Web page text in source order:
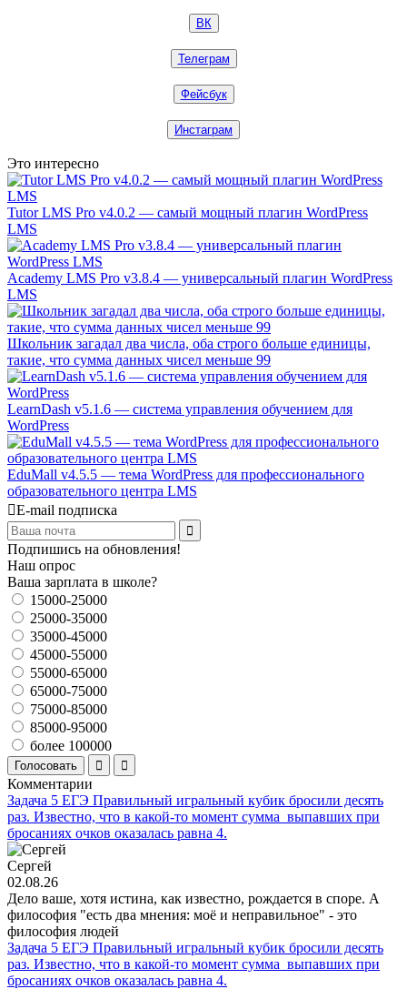
ВК
Телеграм
Фейсбук
Инстаграм
Это интересно
Tutor LMS Pro v4.0.2 — самый мощный плагин WordPress
LMS
Academy LMS Pro v3.8.4 — универсальный плагин WordPress
LMS
Школьник загадал два числа, оба строго больше единицы,
такие, что сумма данных чисел меньше 99
LearnDash v5.1.6 — система управления обучением для
WordPress
EduMall v4.5.5 — тема WordPress для профессионального
образовательного центра LMS
E-mail подписка
Подпишись на обновления!
Наш опрос
Ваша зарплата в школе?
15000-25000
25000-35000
35000-45000
45000-55000
55000-65000
65000-75000
75000-85000
85000-95000
более 100000
Голосовать
Комментарии
Задача 5 ЕГЭ Правильный игральный кубик бросили десять
раз. Известно, что в какой-то момент сумма выпавших при
бросаниях очков оказалась равна 4.
Сергей
02.08.26
Дело ваше, хотя истина, как известно, рождается в споре. А
философия "есть два мнения: моё и неправильное" - это
философия людей
Задача 5 ЕГЭ Правильный игральный кубик бросили десять
раз. Известно, что в какой-то момент сумма выпавших при
бросаниях очков оказалась равна 4.